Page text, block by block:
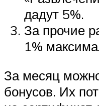
дадут 5%.
За прочие
1%
За месяц
бонусов. Их